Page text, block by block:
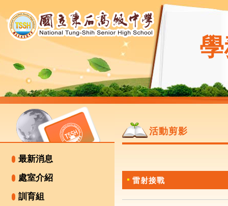
最新消息
處室介紹
訓育組
活動剪影
雷射接戰